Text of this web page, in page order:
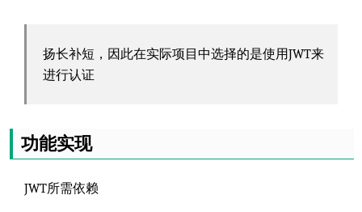
扬长补短，因此在实际项目中选择的是使用JWT来
进行认证
功能实现
JWT所需依赖